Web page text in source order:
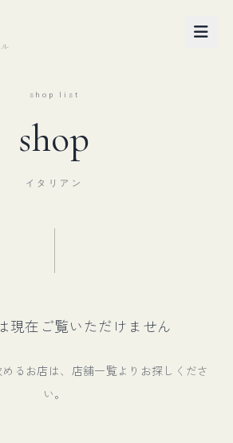
shop list
shop
イタリアン
現在ご覧いただけません
るお店は、店舗一覧よりお探しくださ
い。